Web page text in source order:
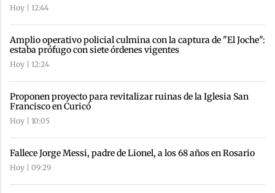
Hoy | 12:44
Amplio operativo policial culmina con la captura de "El Joche":
estaba prófugo con siete órdenes vigentes
Hoy | 12:24
Proponen proyecto para revitalizar ruinas de la Iglesia San
Francisco en Curicó
Hoy | 10:05
Fallece Jorge Messi, padre de Lionel, a los 68 años en Rosario
Hoy | 09:29